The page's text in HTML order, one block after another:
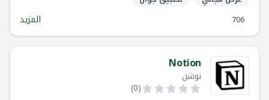
706
المزيد
Notion
نوشن
(
0
)